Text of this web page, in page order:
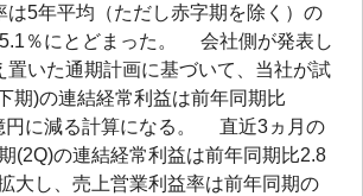
は5年平均（ただし赤字期を除く）の
％にとどまった。 会社側が発表し
置いた通期計画に基づいて、当社が試
期)の連結経常利益は前年同期比
円に減る計算になる。 直近3ヵ月の
(2Q)の連結経常利益は前年同期比2.8
大し、売上営業利益率は前年同期の